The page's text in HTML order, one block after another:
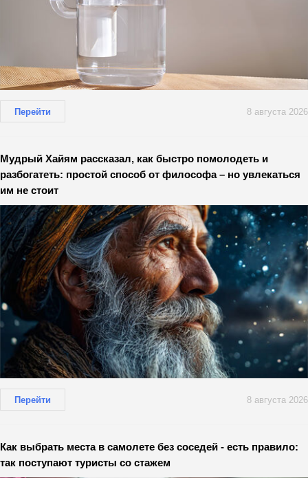
Перейти 8 августа 2026
Мудрый Хайям рассказал, как быстро помолодеть и
разбогатеть: простой способ от философа – но увлекаться
им не стоит
Перейти 8 августа 2026
Как выбрать места в самолете без соседей - есть правило:
так поступают туристы со стажем